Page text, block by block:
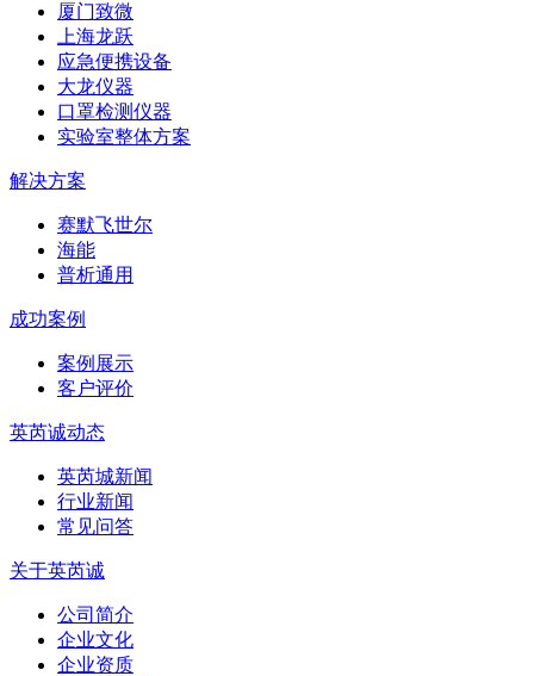
厦门致微
上海龙跃
应急便携设备
大龙仪器
口罩检测仪器
实验室整体方案
解决方案
赛默飞世尔
海能
普析通用
成功案例
案例展示
客户评价
英芮诚动态
英芮城新闻
行业新闻
常见问答
关于英芮诚
公司简介
企业文化
企业资质